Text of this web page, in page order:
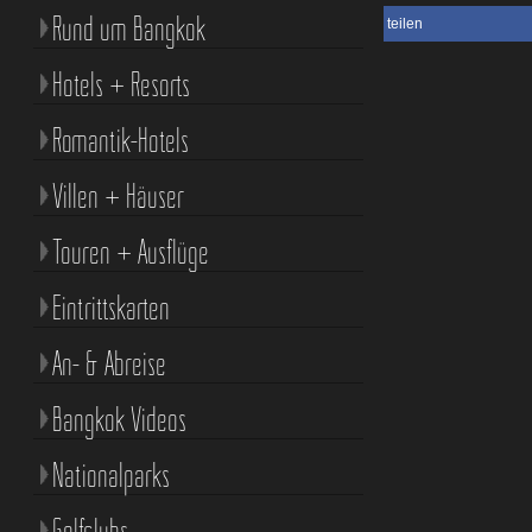
teilen
Rund um Bangkok
Hotels + Resorts
Romantik-Hotels
Villen + Häuser
Touren + Ausflüge
Eintrittskarten
An- & Abreise
Bangkok Videos
Nationalparks